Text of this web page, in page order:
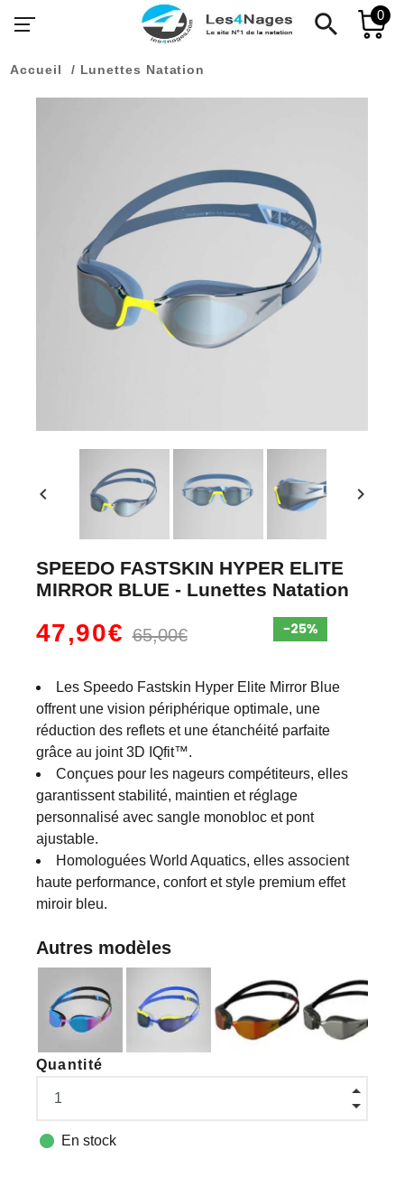
search 0
Accueil Lunettes Natation
chevron_left chevron_right
SPEEDO FASTSKIN HYPER ELITE
MIRROR BLUE - Lunettes Natation
47,90€65,00€
Les Speedo Fastskin Hyper Elite Mirror Blue
offrent une vision périphérique optimale, une
réduction des reflets et une étanchéité parfaite
grâce au joint 3D IQfit™.
Conçues pour les nageurs compétiteurs, elles
garantissent stabilité, maintien et réglage
personnalisé avec sangle monobloc et pont
ajustable.
Homologuées World Aquatics, elles associent
haute performance, confort et style premium effet
miroir bleu.
Autres modèles
Quantité
 En stock